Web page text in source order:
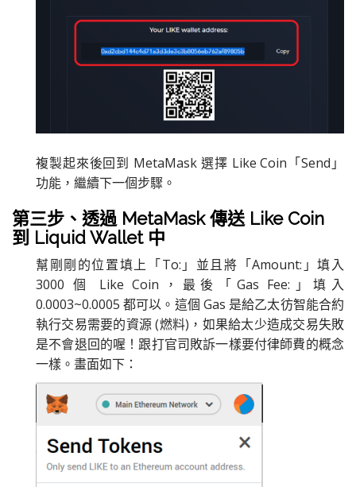
複製起來後回到 MetaMask 選擇 Like Coin「Send」
功能，繼續下一個步驟。
第三步、透過 MetaMask 傳送 Like Coin
到 Liquid Wallet 中
幫剛剛的位置填上「To:」並且將「Amount:」填入
3000 個 Like Coin，最後「Gas Fee:」填入
0.0003~0.0005 都可以。這個 Gas 是給乙太彷智能合約
執行交易需要的資源 (燃料)，如果給太少造成交易失敗
是不會退回的喔！跟打官司敗訴一樣要付律師費的概念
一樣。畫面如下：